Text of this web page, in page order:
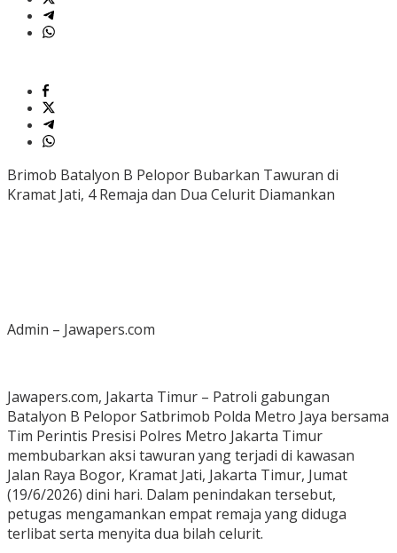
Brimob Batalyon B Pelopor Bubarkan Tawuran di
Kramat Jati, 4 Remaja dan Dua Celurit Diamankan
Admin – Jawapers.com
Jawapers.com, Jakarta Timur – Patroli gabungan
Batalyon B Pelopor Satbrimob Polda Metro Jaya bersama
Tim Perintis Presisi Polres Metro Jakarta Timur
membubarkan aksi tawuran yang terjadi di kawasan
Jalan Raya Bogor, Kramat Jati, Jakarta Timur, Jumat
(19/6/2026) dini hari. Dalam penindakan tersebut,
petugas mengamankan empat remaja yang diduga
terlibat serta menyita dua bilah celurit.